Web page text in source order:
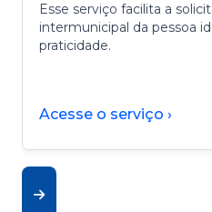
Esse serviço facilita a
intermunicipal da pessoa
praticidade.
Acesse o serviço ›